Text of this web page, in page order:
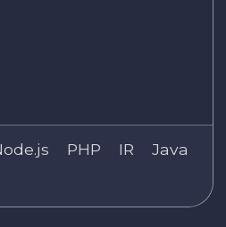
PHP IR
Java